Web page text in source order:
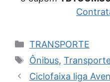
Categorias
TRANSPORTE
Tags
Ônibus,
Ciclofaixa liga